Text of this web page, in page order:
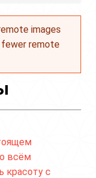
images
fewer remote
всём
красоту с